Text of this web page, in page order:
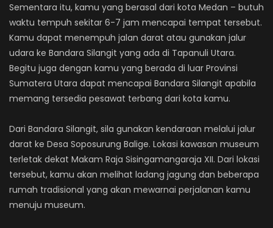
Sementara itu, kamu yang berasal dari kota Medan – butuh
waktu tempuh sekitar 6-7 jam mencapai tempat tersebut.
Kamu dapat menempuh jalan darat atau gunakan jalur
udara ke Bandara Silangit yang ada di Tapanuli Utara.
Begitu juga dengan kamu yang berada di luar Provinsi
Sumatera Utara dapat mencapai Bandara Silangit apabila
memang tersedia pesawat terbang dari kota kamu.
Dari Bandara Silangit, sila gunakan kendaraan melalui jalur
darat ke Desa Soposurung Balige. Lokasi kawasan museum
terletak dekat Makam Raja Sisingamangaraja XII. Dari lokasi
tersebut, kamu akan melihat ladang jagung dan beberapa
rumah tradisional yang akan mewarnai perjalanan kamu
menuju museum.